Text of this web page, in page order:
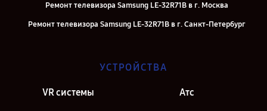
Ремонт телевизора Samsung LE-32R71B в г. Москва
Ремонт телевизора Samsung LE-32R71B в г. Санкт-Петербург
УСТРОЙСТВА
VR системы Атс